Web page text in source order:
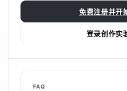
免费注册并开
登录创作实
FAQ